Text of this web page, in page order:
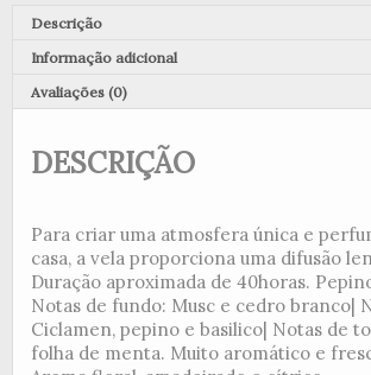
Descrição
Informação adicional
Avaliações (0)
DESCRIÇÃO
Para criar uma atmosfera única e
casa, a vela proporciona uma difusão
Duração aproximada de 40horas.
Notas de fundo: Musc e cedro branco|
Ciclamen, pepino e basilico| Notas de
folha de menta. Muito aromático e